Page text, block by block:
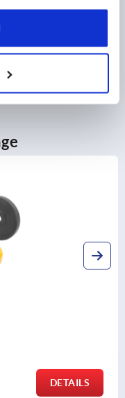
2,87 €
costs